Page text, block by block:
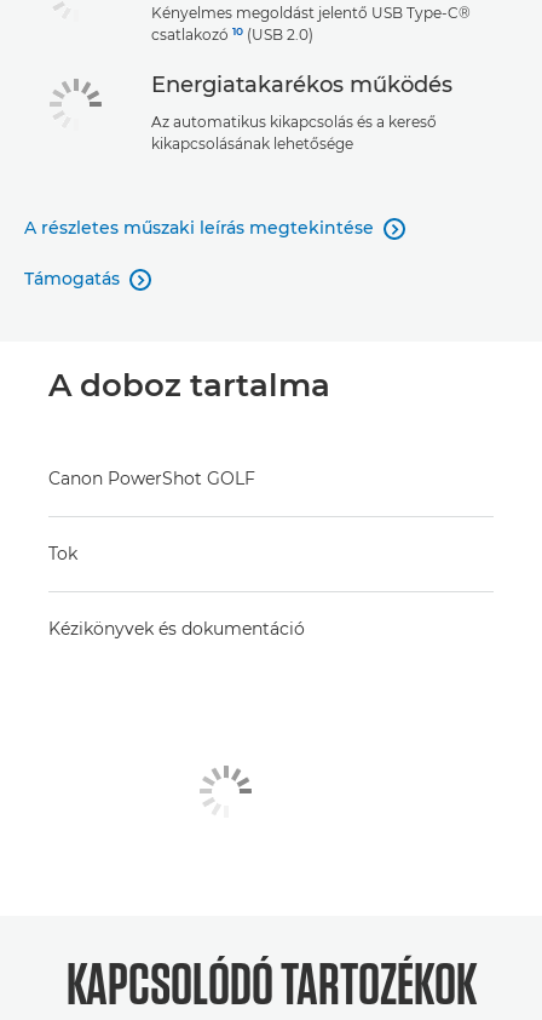
Kényelmes megoldást jelentő USB Type-C®
csatlakozó 10 (USB 2.0)
Energiatakarékos működés
Az automatikus kikapcsolás és a kereső
kikapcsolásának lehetősége
A részletes műszaki leírás megtekintése 
Támogatás 
A doboz tartalma
Canon PowerShot GOLF
Tok
Kézikönyvek és dokumentáció
KAPCSOLÓDÓ TARTOZÉKOK